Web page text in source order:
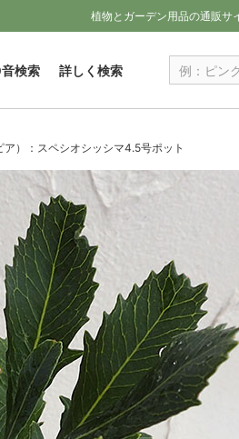
植物とガーデン用品の通販
検索 詳しく検索
ア）：スペシオシッシマ4.5号ポット